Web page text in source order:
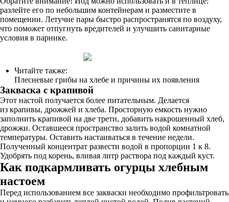
разлейте его по небольшим контейнерам и разместите в
помещении. Летучие пары быстро распространятся по воздуху,
что поможет отпугнуть вредителей и улучшить санитарные
условия в парнике.
Читайте также:
Плесневые грибы на хлебе и причины их появления
Закваска с крапивой
Этот настой получается более питательным. Делается
из крапивы, дрожжей и хлеба. Просторную емкость нужно
заполнить крапивой на две трети, добавить накрошенный хлеб,
дрожжи. Оставшееся пространство залить водой комнатной
температуры. Оставить настаиваться в течение недели.
Полученный концентрат развести водой в пропорции 1 к 8.
Удобрять под корень, вливая литр раствора под каждый куст.
Как подкармливать огурцы хлебным
настоем
Перед использованием все закваски необходимо профильтровать